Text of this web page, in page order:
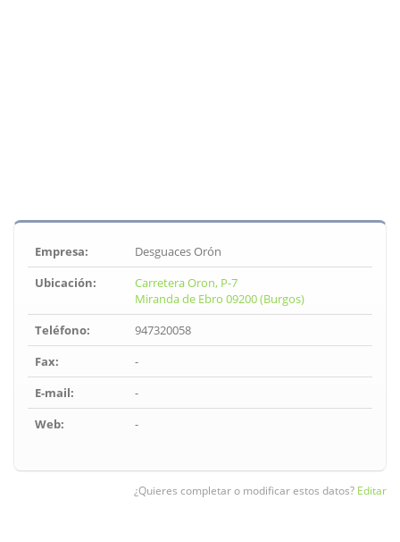
Empresa:
Desguaces Orón
Ubicación:
Carretera Oron, P-7
Miranda de Ebro 09200 (Burgos)
Teléfono:
947320058
Fax:
-
E-mail:
-
Web:
-
¿Quieres completar o modificar estos datos? Editar